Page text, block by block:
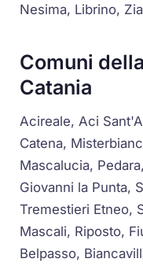
Nesima, Librino,
Comuni
Catania
Acireale, Aci
Catena,
Mascalucia,
Giovanni la Punta,
Tremestieri Etneo,
Mascali, Riposto,
Belpasso,